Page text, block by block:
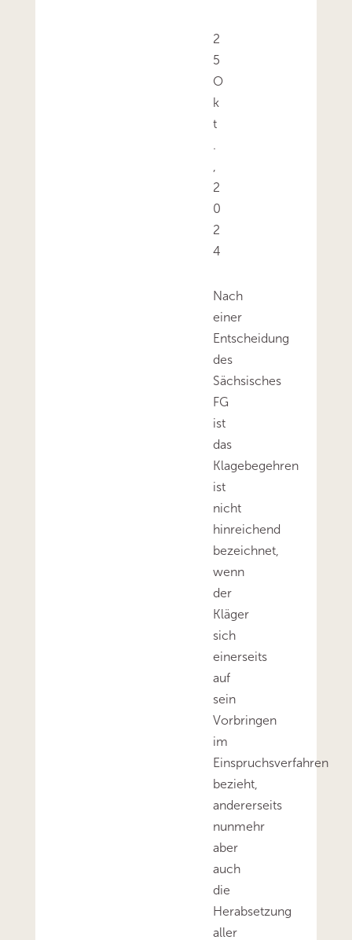
2
5
O
k
t
.
,
2
0
2
4
Nach
einer
Entscheidung
des
Sächsisches
FG
ist
das
Klagebegehren
ist
nicht
hinreichend
bezeichnet,
wenn
der
Kläger
sich
einerseits
auf
sein
Vorbringen
im
Einspruchsverfahren
bezieht,
andererseits
nunmehr
aber
auch
die
Herabsetzung
aller